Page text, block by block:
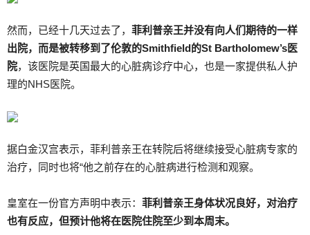
然而，已经十几天过去了， 菲利普亲王并没有向人们期待的一样
出院，而是被转移到了伦敦的Smithfield的St Bartholomew’s医
院，该医院是英国最大的心脏病诊疗中心，也是一家提供私人护
理的NHS医院。
据白金汉宫表示，菲利普亲王在转院后将继续接受心脏病专家的
治疗，同时也将“他之前存在的心脏病进行检测和观察。
皇室在一份官方声明中表示： 菲利普亲王身体状况良好，对治疗
也有反应，但预计他将在医院住院至少到本周末。